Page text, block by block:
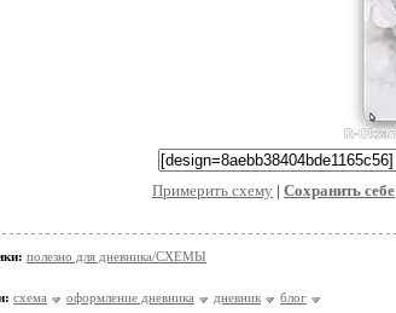
Примерить схему | Cохранить себе
полезно для дневника/СХЕМЫ
схема оформление дневника дневник блог